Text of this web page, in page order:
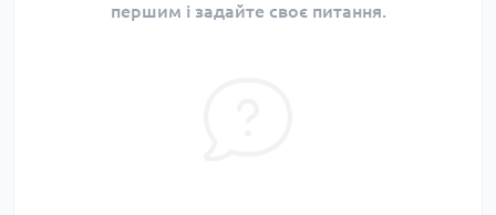
першим і задайте своє питання.